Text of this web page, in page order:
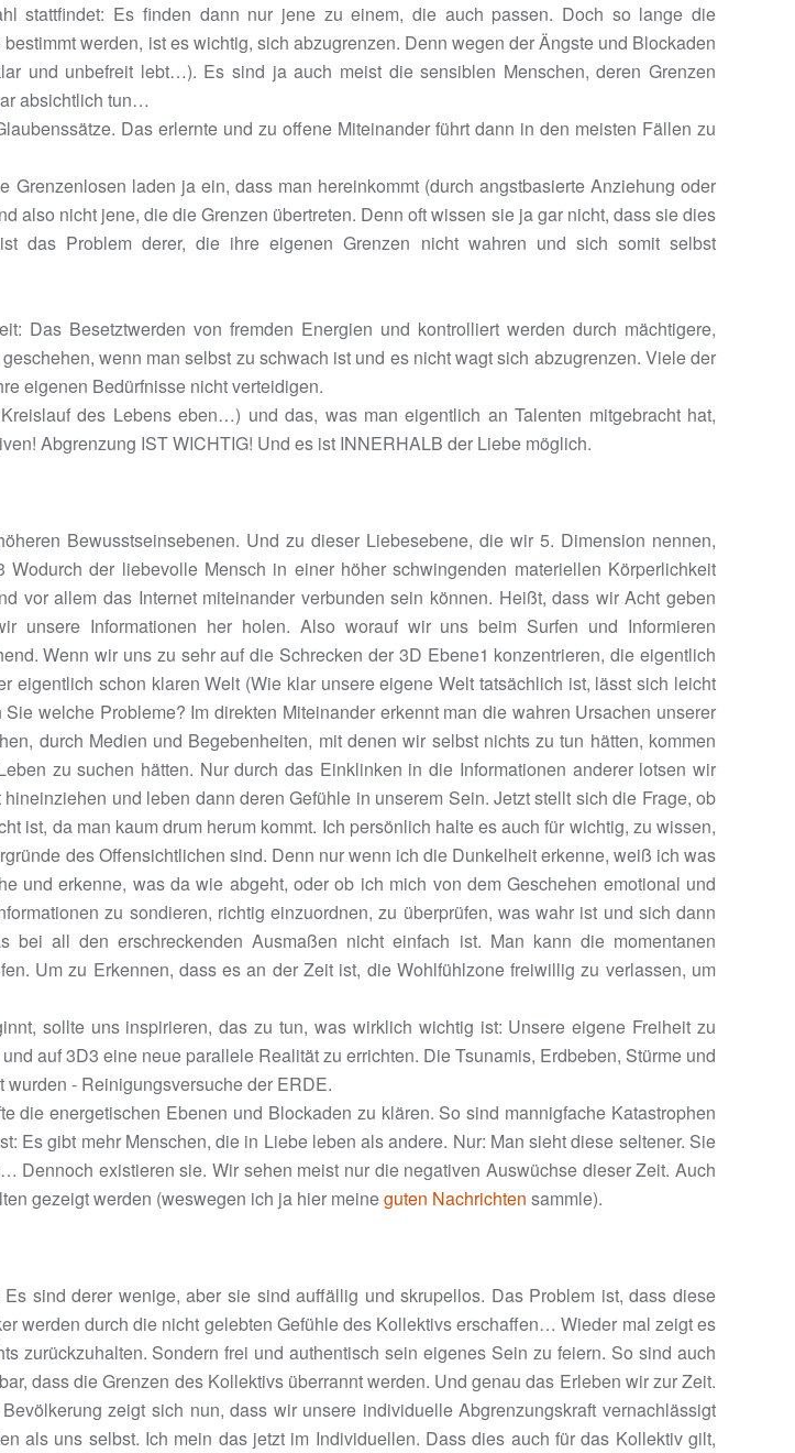
stattfindet: Es finden dann nur jene zu einem, die auch passen. Doch so lange die
werden, ist es wichtig, sich abzugrenzen. Denn wegen der Ängste und Blockaden
und unbefreit lebt…). Es sind ja auch meist die sensiblen Menschen, deren Grenzen
absichtlich tun…
Das erlernte und zu offene Miteinander führt dann in den meisten Fällen zu
laden ja ein, dass man hereinkommt (durch angstbasierte Anziehung oder
also nicht jene, die die Grenzen übertreten. Denn oft wissen sie ja gar nicht, dass sie dies
das Problem derer, die ihre eigenen Grenzen nicht wahren und sich somit selbst
Das Besetztwerden von fremden Energien und kontrolliert werden durch mächtigere,
wenn man selbst zu schwach ist und es nicht wagt sich abzugrenzen. Viele der
eigenen Bedürfnisse nicht verteidigen.
des Lebens eben…) und das, was man eigentlich an Talenten mitgebracht hat,
Abgrenzung IST WICHTIG! Und es ist INNERHALB der Liebe möglich.
Bewusstseinsebenen. Und zu dieser Liebesebene, die wir 5. Dimension nennen,
der liebevolle Mensch in einer höher schwingenden materiellen Körperlichkeit
vor allem das Internet miteinander verbunden sein können. Heißt, dass wir Acht geben
Informationen her holen. Also worauf wir uns beim Surfen und Informieren
Wenn wir uns zu sehr auf die Schrecken der 3D Ebene1 konzentrieren, die eigentlich
schon klaren Welt (Wie klar unsere eigene Welt tatsächlich ist, lässt sich leicht
welche Probleme? Im direkten Miteinander erkennt man die wahren Ursachen unserer
durch Medien und Begebenheiten, mit denen wir selbst nichts zu tun hätten, kommen
zu suchen hätten. Nur durch das Einklinken in die Informationen anderer lotsen wir
und leben dann deren Gefühle in unserem Sein. Jetzt stellt sich die Frage, ob
ist, da man kaum drum herum kommt. Ich persönlich halte es auch für wichtig, zu wissen,
des Offensichtlichen sind. Denn nur wenn ich die Dunkelheit erkenne, weiß ich was
und erkenne, was da wie abgeht, oder ob ich mich von dem Geschehen emotional und
zu sondieren, richtig einzuordnen, zu überprüfen, was wahr ist und sich dann
bei all den erschreckenden Ausmaßen nicht einfach ist. Man kann die momentanen
Um zu Erkennen, dass es an der Zeit ist, die Wohlfühlzone freiwillig zu verlassen, um
sollte uns inspirieren, das zu tun, was wirklich wichtig ist: Unsere eigene Freiheit zu
auf 3D3 eine neue parallele Realität zu errichten. Die Tsunamis, Erdbeben, Stürme und
- Reinigungsversuche der ERDE.
die energetischen Ebenen und Blockaden zu klären. So sind mannigfache Katastrophen
Es gibt mehr Menschen, die in Liebe leben als andere. Nur: Man sieht diese seltener. Sie
existieren sie. Wir sehen meist nur die negativen Auswüchse dieser Zeit. Auch
gezeigt werden (weswegen ich ja hier meineguten Nachrichten sammle).
sind derer wenige, aber sie sind auffällig und skrupellos. Das Problem ist, dass diese
werden durch die nicht gelebten Gefühle des Kollektivs erschaffen… Wieder mal zeigt es
zurückzuhalten. Sondern frei und authentisch sein eigenes Sein zu feiern. So sind auch
dass die Grenzen des Kollektivs überrannt werden. Und genau das Erleben wir zur Zeit.
zeigt sich nun, dass wir unsere individuelle Abgrenzungskraft vernachlässigt
als uns selbst. Ich mein das jetzt im Individuellen. Dass dies auch für das Kollektiv gilt,